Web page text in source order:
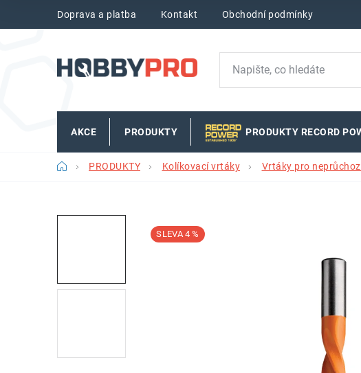
Doprava a platba Kontakt Obchodní podmínky
AKCE PRODUKTY PRODUKTY RECORD
DomůPRODUKTY Kolíkovací vrtáky Vrtáky pro
4 %